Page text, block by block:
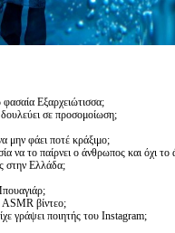
Εξαρχειώτισσα;
σε προσομοίωση;
μην φάει ποτέ κράξιμο;
να το παίρνει ο άνθρωπος και όχι το
στην Ελλάδα;
βίντεο;
γράψει ποιητής του Instagram;